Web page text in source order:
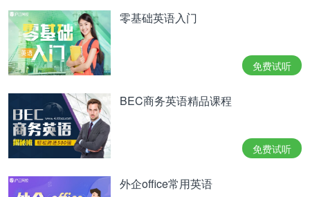
零基础英语入门
免费试听
BEC商务英语精品课程
免费试听
外企office常用英语